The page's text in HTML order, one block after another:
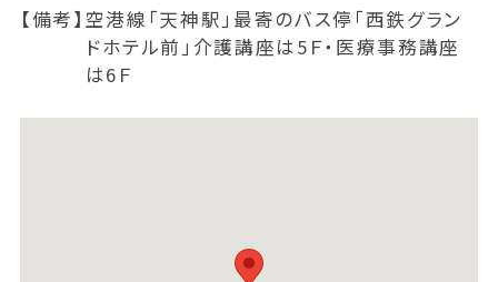
【備考】 空港線「天神駅」最寄のバス停「西鉄グラン
ドホテル前」介護講座は5Ｆ・医療事務講座
は6Ｆ